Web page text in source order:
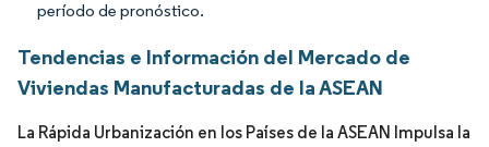
período de pronóstico.
Tendencias e Información del Mercado de
Viviendas Manufacturadas de la ASEAN
La Rápida Urbanización en los Países de la ASEAN Impulsa la